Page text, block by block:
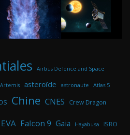
Airbus Defence and Space
Artemis asteroïde astronaute Atlas 5
Chine CNES Crew Dragon
EVA Falcon 9 Gaia Hayabusa ISRO